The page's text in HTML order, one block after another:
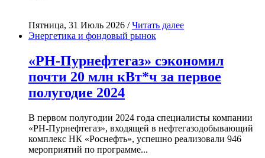
Пятница, 31 Июль 2026 /Читать далее
Энергетика и фондовый рынок
«РН-Пурнефтегаз» сэкономил
почти 20 млн кВт*ч за первое
полугодие 2024
В первом полугодии 2024 года специалисты компании
«РН-Пурнефтегаз», входящей в нефтегазодобывающий
комплекс НК «Роснефть», успешно реализовали 946
мероприятий по программе...